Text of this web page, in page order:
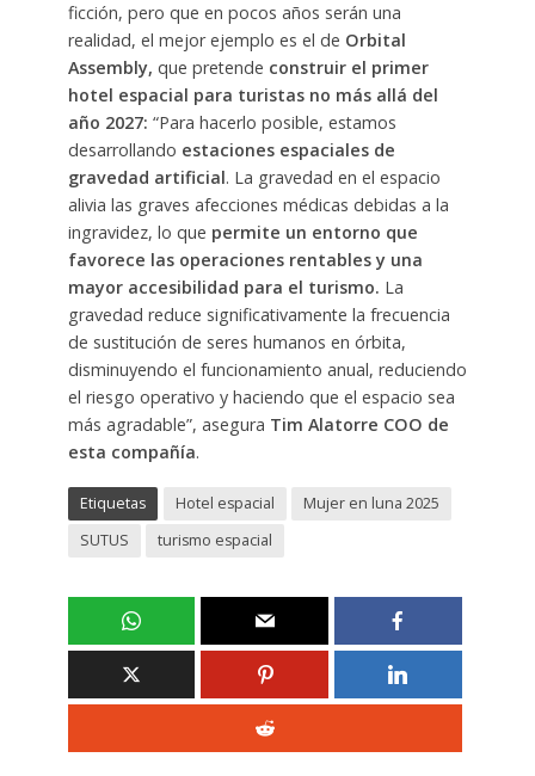
ficción, pero que en pocos años serán una
realidad, el mejor ejemplo es el de Orbital
Assembly, que pretende construir el primer
hotel espacial para turistas no más allá del
año 2027: “Para hacerlo posible, estamos
desarrollando estaciones espaciales de
gravedad artificial. La gravedad en el espacio
alivia las graves afecciones médicas debidas a la
ingravidez, lo que permite un entorno que
favorece las operaciones rentables y una
mayor accesibilidad para el turismo. La
gravedad reduce significativamente la frecuencia
de sustitución de seres humanos en órbita,
disminuyendo el funcionamiento anual, reduciendo
el riesgo operativo y haciendo que el espacio sea
más agradable”, asegura Tim Alatorre COO de
esta compañía.
Etiquetas Hotel espacial
Mujer en luna 2025
SUTUS
turismo espacial